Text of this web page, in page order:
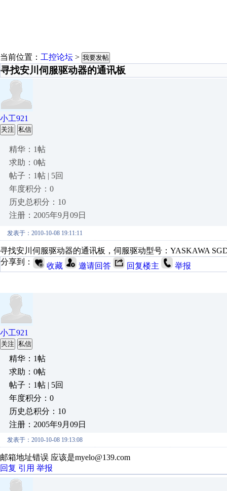
当前位置： 工控论坛 > 我要发帖
寻找安川伺服驱动器的通讯板
小工921
关注 私信
精华：1帖
求助：0帖
帖子：1帖 | 5回
年度积分：0
历史总积分：10
注册：2005年9月09日
发表于：2010-10-08 19:11:11
寻找安川伺服驱动器的通讯板，伺服驱动型号：YASKAWA
分享到：
收藏 邀请回答 回复楼主 举报
小工921
关注 私信
精华：1帖
求助：0帖
帖子：1帖 | 5回
年度积分：0
历史总积分：10
注册：2005年9月09日
发表于：2010-10-08 19:13:08
邮箱地址错误 应该是myelo@139.com
回复 引用 举报